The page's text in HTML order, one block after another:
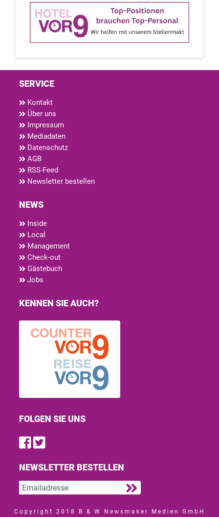
SERVICE
Kontakt
Über uns
Impressum
Mediadaten
Datenschutz
AGB
RSS-Feed
Newsletter bestellen
NEWS
Inside
Local
Management
Check-out
Gästebuch
Jobs
KENNEN SIE AUCH?
FOLGEN SIE UNS
Find us on Facebook
Follow us on Twitter
NEWSLETTER BESTELLEN
Copyright 2018 B & W Newsmaker Medien GmbH